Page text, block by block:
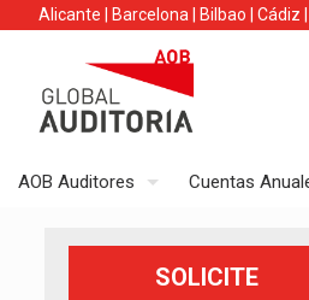
Alicante Barcelona Bilbao Cádiz
AOB Auditores Cuentas
SOLICITE